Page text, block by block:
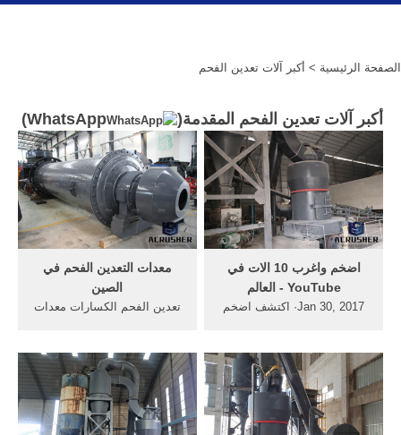
الصفحة الرئيسية > أكبر آلات تعدين الفحم
أكبر آلات تعدين الفحم المقدمة( WhatsApp
)
معدات التعدين الفحم في
الصين
تعدين الفحم الكسارات معدات
الالمنيوم وكانت الصين ستون
شركة كسارات أكبر قاعدة
تصنيع معدات التعدين في حجم
من الفحم >>السعر ...
‫اضخم واغرب 10 الات في
العالم‬‎ - YouTube
Jan 30, 2017· اكتشف اضخم
اقوى عجائب وغرائب
الاختراعات العملاقة اذا ...